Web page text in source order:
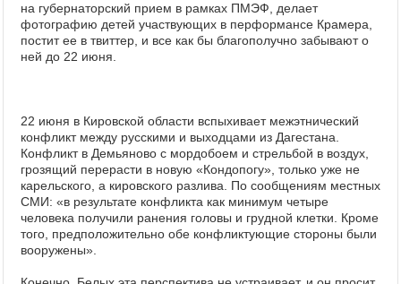
на губернаторский прием в рамках ПМЭФ, делает
фотографию детей участвующих в перформансе Крамера,
постит ее в твиттер, и все как бы благополучно забывают о
ней до 22 июня.
22 июня в Кировской области вспыхивает межэтнический
конфликт между русскими и выходцами из Дагестана.
Конфликт в Демьяново с мордобоем и стрельбой в воздух,
грозящий перерасти в новую «Кондопогу», только уже не
карельского, а кировского разлива. По сообщениям местных
СМИ: «в результате конфликта как минимум четыре
человека получили ранения головы и грудной клетки. Кроме
того, предположительно обе конфликтующие стороны были
вооружены».